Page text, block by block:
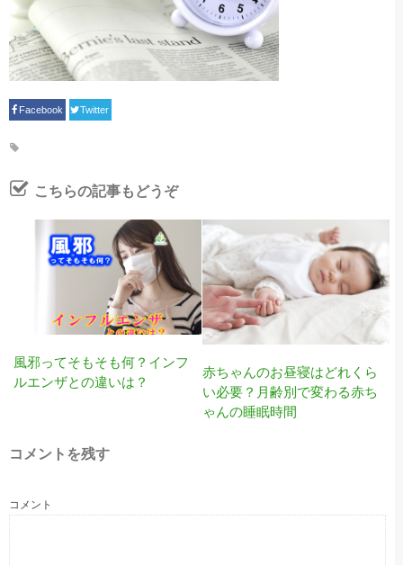
Facebook Twitter
こちらの記事もどうぞ
風邪ってそもそも何？インフ
ルエンザとの違いは？
赤ちゃんのお昼寝はどれくら
い必要？月齢別で変わる赤ち
ゃんの睡眠時間
コメントを残す
コメント